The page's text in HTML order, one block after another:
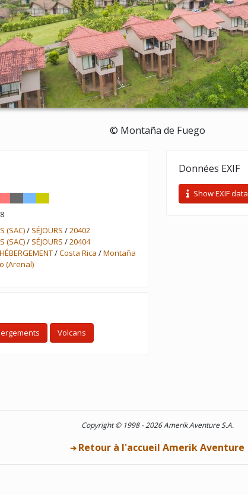
© Montaña de Fuego
(SAC)/ SÉJOURS /20402
(SAC)/ SÉJOURS /20404
/Costa Rica /Montaña
(Arenal)
Volcans
Données EXIF
Show EXIF data
Copyright © 1998 - 2026 Amerik Aventure S.A.
➔ Retour à l'accueil Amerik Aventure